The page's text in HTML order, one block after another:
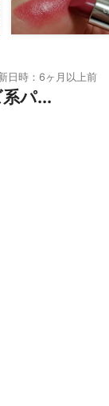
日時：6ヶ月以上前
パ...